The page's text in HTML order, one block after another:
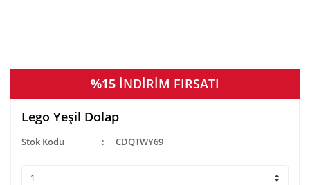
%15 İNDİRİM FIRSATI
Lego Yeşil Dolap
Stok Kodu CDQTWY69